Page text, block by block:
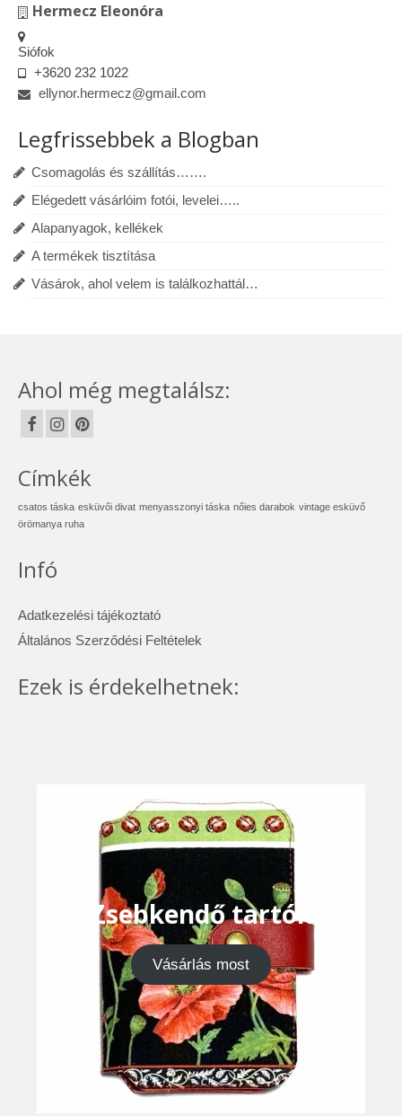
Hermecz Eleonóra
Siófok
+3620 232 1022
ellynor.hermecz@gmail.com
Legfrissebbek a Blogban
Csomagolás és szállítás…….
Elégedett vásárlóim fotói, levelei…..
Alapanyagok, kellékek
A termékek tisztítása
Vásárok, ahol velem is találkozhattál…
Ahol még megtalálsz:
Címkék
csatos táska esküvői divat menyasszonyi táska nőies darabok vintage esküvő
örömanya ruha
Infó
Adatkezelési tájékoztató
Általános Szerződési Feltételek
Ezek is érdekelhetnek:
Zsebkendő tartók
Vásárlás most